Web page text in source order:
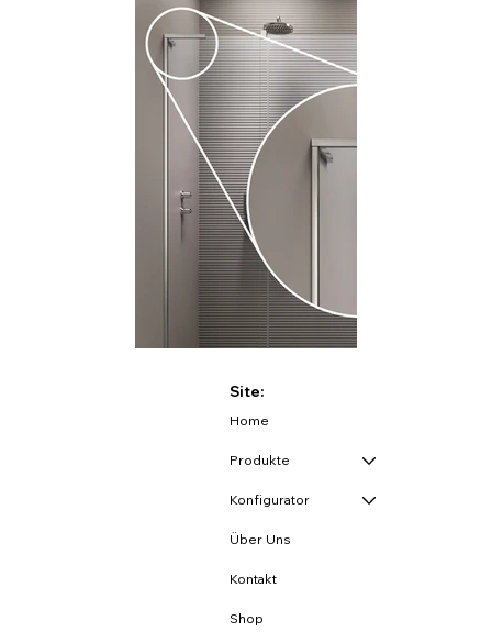
Site:
Home
Produkte
Konfigurator
Über Uns
Kontakt
Shop